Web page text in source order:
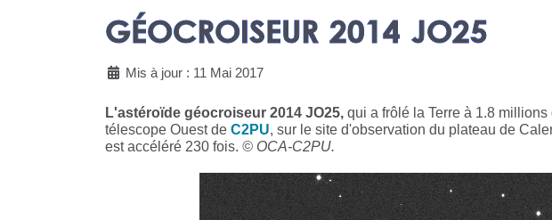
GÉOCROISEUR 2014 JO25
Mis à jour : 11 Mai 2017
L'astéroïde géocroiseur 2014 JO25, qui a frôlé la Terre à 1.8
télescope Ouest de C2PU, sur le site d'observation du plateau de
est accéléré 230 fois. © OCA-C2PU.